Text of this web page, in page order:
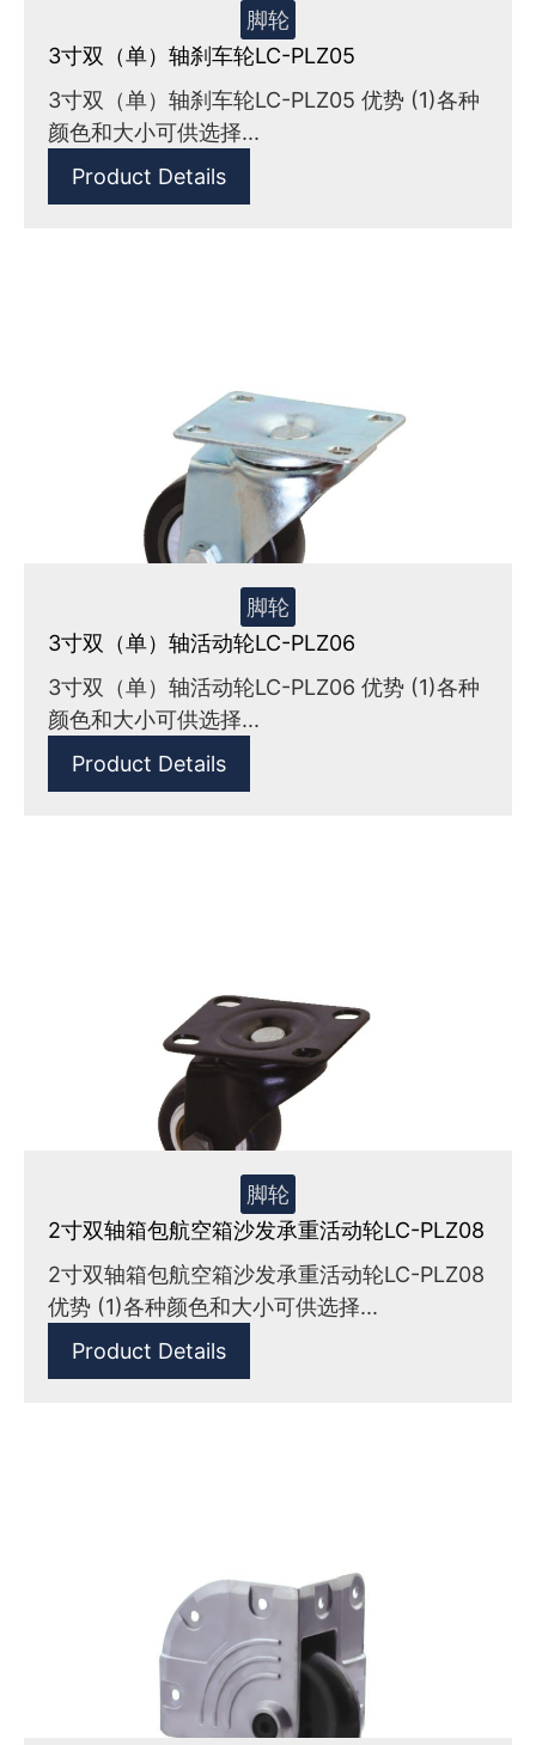
脚轮
3寸双（单）轴刹车轮LC-PLZ05
3寸双（单）轴刹车轮LC-PLZ05 优势 (1)各种
颜色和大小可供选择...
Product Details
脚轮
3寸双（单）轴活动轮LC-PLZ06
3寸双（单）轴活动轮LC-PLZ06 优势 (1)各种
颜色和大小可供选择...
Product Details
脚轮
2寸双轴箱包航空箱沙发承重活动轮LC-PLZ08
2寸双轴箱包航空箱沙发承重活动轮LC-PLZ08
优势 (1)各种颜色和大小可供选择...
Product Details